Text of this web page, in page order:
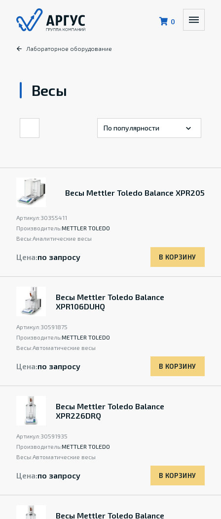
0
Лабораторное оборудование
Весы
Весы Mettler Toledo Balance XPR205
Артикул:30355411
Производитель:METTLER TOLEDO
Весы:Аналитические весы
Цена:по запросу В КОРЗИНУ
Весы Mettler Toledo Balance
XPR106DUHQ
Артикул:30591875
Производитель:METTLER TOLEDO
Весы:Автоматические весы
Цена:по запросу В КОРЗИНУ
Весы Mettler Toledo Balance
XPR226DRQ
Артикул:30591935
Производитель:METTLER TOLEDO
Весы:Автоматические весы
Цена:по запросу В КОРЗИНУ
Весы Mettler Toledo Balance